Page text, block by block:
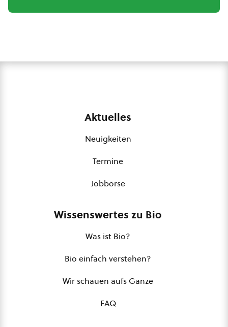
Aktuelles
Neuigkeiten
Termine
Jobbörse
Wissenswertes zu Bio
Was ist Bio?
Bio einfach verstehen?
Wir schauen aufs Ganze
FAQ